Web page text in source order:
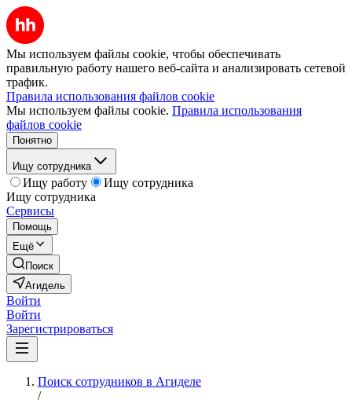
Мы используем файлы cookie, чтобы обеспечивать
правильную работу нашего веб-сайта и анализировать сетевой
трафик.
Правила использования файлов cookie
Мы используем файлы cookie. Правила использования
файлов cookie
Понятно
Ищу сотрудника
Ищу работу
Ищу сотрудника
Ищу сотрудника
Сервисы
Помощь
Ещё
Поиск
Агидель
Войти
Войти
Зарегистрироваться
Поиск сотрудников в Агиделе
/